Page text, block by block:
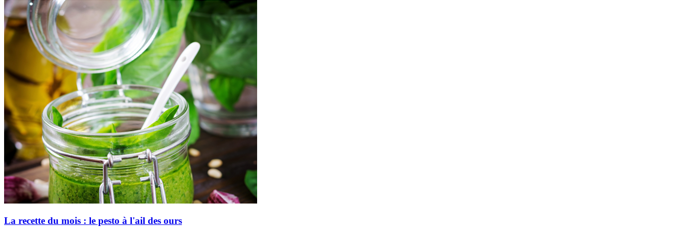
Groupes
Boutique
Blog
La recette du mois : le pesto à l'ail des ours